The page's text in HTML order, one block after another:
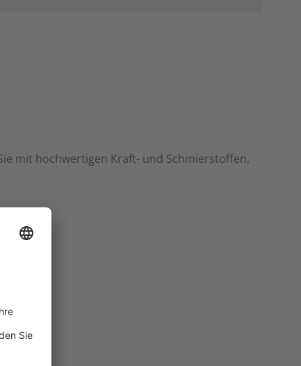
mit hochwertigen Kraft- und Schmierstoffen,